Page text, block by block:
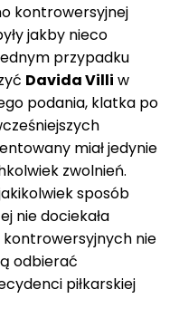
kontrowersyjnej
jakby nieco
przypadku
Davida Villi w
podania, klatka po
miał jedynie
zwolnień.
sposób
nie dociekała
nie
odbierać
piłkarskiej